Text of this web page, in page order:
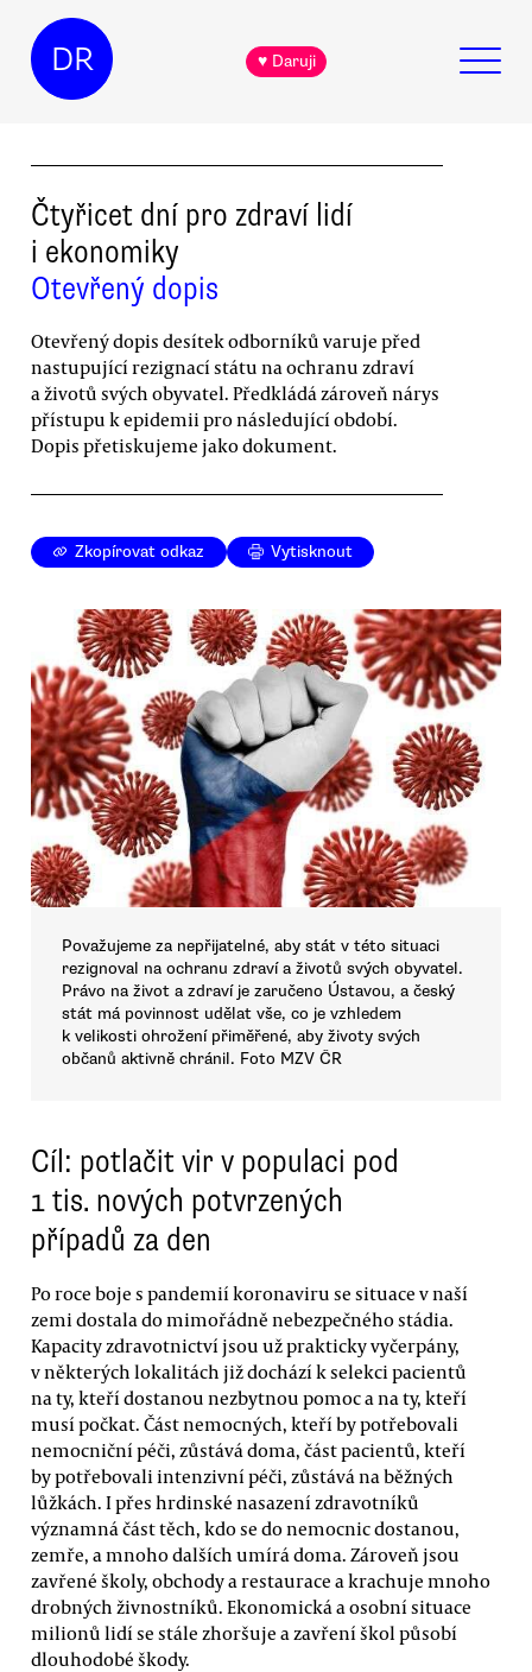
DR ♥ Daruji
Čtyřicet dní pro zdraví lidí
i ekonomiky
Otevřený dopis
Otevřený dopis desítek odborníků varuje před
nastupující rezignací státu na ochranu zdraví
a životů svých obyvatel. Předkládá zároveň nárys
přístupu k epidemii pro následující období.
Dopis přetiskujeme jako dokument.
Zkopírovat odkaz Vytisknout
Považujeme za nepřijatelné, aby stát v této situaci
rezignoval na ochranu zdraví a životů svých obyvatel.
Právo na život a zdraví je zaručeno Ústavou, a český
stát má povinnost udělat vše, co je vzhledem
k velikosti ohrožení přiměřené, aby životy svých
občanů aktivně chránil. Foto MZV ČR
Cíl: potlačit vir v populaci pod
1 tis. nových potvrzených
případů za den
Po roce boje s pandemií koronaviru se situace v naší
zemi dostala do mimořádně nebezpečného stádia.
Kapacity zdravotnictví jsou už prakticky vyčerpány,
v některých lokalitách již dochází k selekci pacientů
na ty, kteří dostanou nezbytnou pomoc a na ty, kteří
musí počkat. Část nemocných, kteří by potřebovali
nemocniční péči, zůstává doma, část pacientů, kteří
by potřebovali intenzivní péči, zůstává na běžných
lůžkách. I přes hrdinské nasazení zdravotníků
významná část těch, kdo se do nemocnic dostanou,
zemře, a mnoho dalších umírá doma. Zároveň jsou
zavřené školy, obchody a restaurace a krachuje mnoho
drobných živnostníků. Ekonomická a osobní situace
milionů lidí se stále zhoršuje a zavření škol působí
dlouhodobé škody.